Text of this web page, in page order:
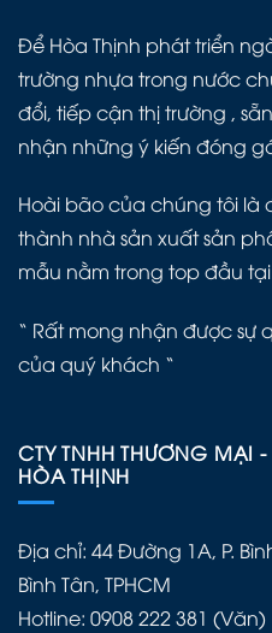
Để Hòa Thịnh phát triển
trường nhựa trong nước
đổi, tiếp cận thị trường ,
nhận những ý kiến đóng
Hoài bão của chúng tôi là
thành nhà sản xuất sản
mẫu nằm trong top đầu tại
“ Rất mong nhận được
của quý khách “
CTY TNHH THƯƠNG MẠI
HÒA THỊNH
Địa chỉ: 44 Đường 1A, P.
Bình Tân, TPHCM
Hotline: 0908 222 381 (Văn)